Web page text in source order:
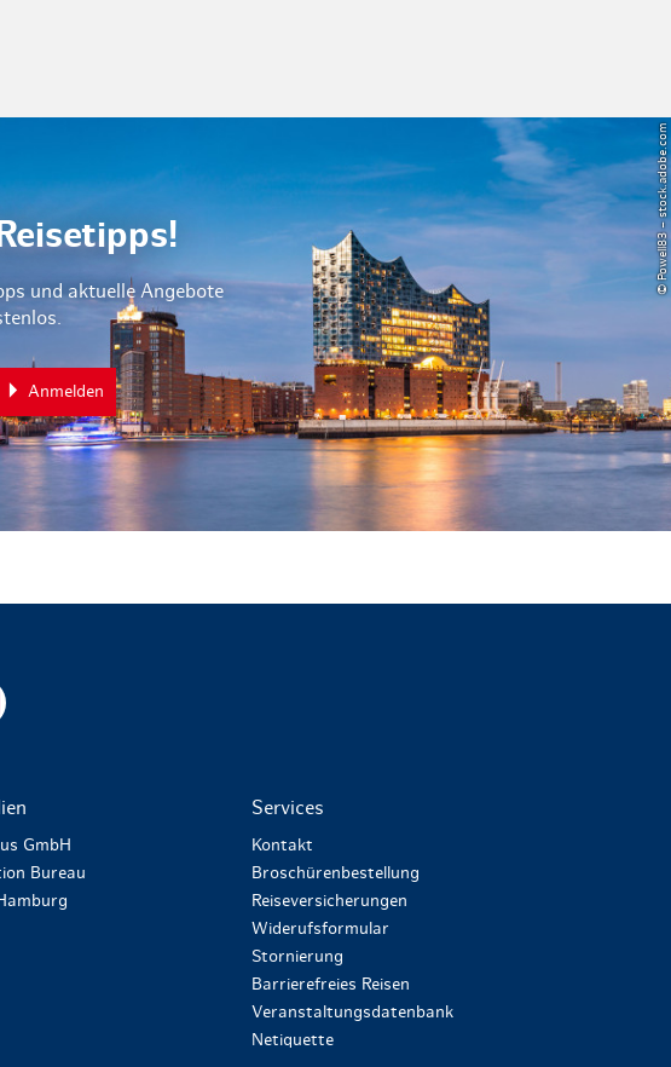
und aktuelle Angebote
Anmelden
© Powell83 – stock.adobe.com
GmbH
Bureau
Services
Kontakt
Broschürenbestellung
Reiseversicherungen
Widerufsformular
Stornierung
Barrierefreies Reisen
Veranstaltungsdatenbank
Netiquette